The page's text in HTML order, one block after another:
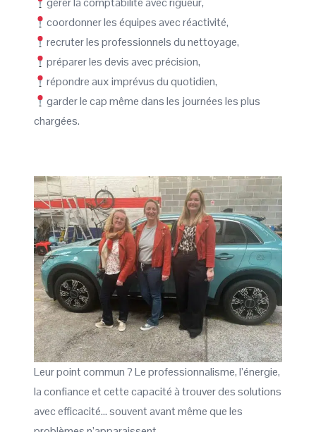
coordonner les équipes avec réactivité,
recruter les professionnels du nettoyage,
préparer les devis avec précision,
répondre aux imprévus du quotidien,
garder le cap même dans les journées les plus
chargées.
Leur point commun ? Le professionnalisme, l’énergie,
la confiance et cette capacité à trouver des solutions
avec efficacité… souvent avant même que les